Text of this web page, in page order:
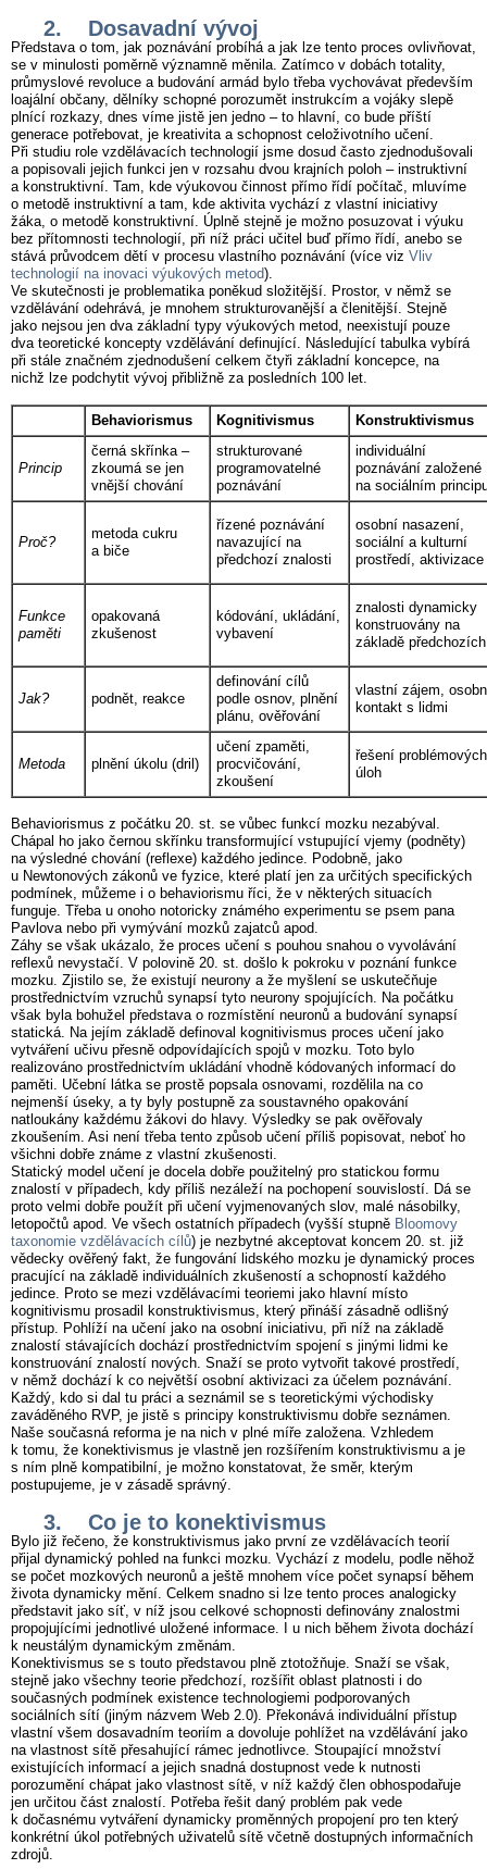
2. Dosavadní vývoj
Představa o tom, jak poznávání probíhá a jak lze tento proces ovlivňovat,
se v minulosti poměrně významně měnila. Zatímco v dobách totality,
průmyslové revoluce a budování armád bylo třeba vychovávat především
loajální občany, dělníky schopné porozumět instrukcím a vojáky slepě
plnící rozkazy, dnes víme jistě jen jedno – to hlavní, co bude příští
generace potřebovat, je kreativita a schopnost celoživotního učení.
Při studiu role vzdělávacích technologií jsme dosud často zjednodušovali
a popisovali jejich funkci jen v rozsahu dvou krajních poloh – instruktivní
a konstruktivní. Tam, kde výukovou činnost přímo řídí počítač, mluvíme
o metodě instruktivní a tam, kde aktivita vychází z vlastní iniciativy
žáka, o metodě konstruktivní. Úplně stejně je možno posuzovat i výuku
bez přítomnosti technologií, při níž práci učitel buď přímo řídí, anebo se
stává průvodcem dětí v procesu vlastního poznávání (více viz Vliv
technologií na inovaci výukových metod).
Ve skutečnosti je problematika poněkud složitější. Prostor, v němž se
vzdělávání odehrává, je mnohem strukturovanější a členitější. Stejně
jako nejsou jen dva základní typy výukových metod, neexistují pouze
dva teoretické koncepty vzdělávání definující. Následující tabulka vybírá
při stále značném zjednodušení celkem čtyři základní koncepce, na
nichž lze podchytit vývoj přibližně za posledních 100 let.
Behaviorismus Kognitivismus Konstruktivismus
Princip
černá skřínka –
zkoumá se jen
vnější chování
strukturované
programovatelné
poznávání
individuální
poznávání založené
na sociálním
Proč?
metoda cukru
a biče
řízené poznávání
navazující na
předchozí znalosti
osobní nasazení,
sociální a kulturní
prostředí, aktivizace
Funkce
paměti
opakovaná
zkušenost
kódování, ukládání,
vybavení
znalosti dynamicky
konstruovány na
základě předchozích
Jak? podnět, reakce
definování cílů
podle osnov, plnění
plánu, ověřování
vlastní zájem,
kontakt s lidmi
Metoda plnění úkolu (dril)
učení zpaměti,
procvičování,
zkoušení
řešení problémových
úloh
Behaviorismus z počátku 20. st. se vůbec funkcí mozku nezabýval.
Chápal ho jako černou skřínku transformující vstupující vjemy (podněty)
na výsledné chování (reflexe) každého jedince. Podobně, jako
u Newtonových zákonů ve fyzice, které platí jen za určitých specifických
podmínek, můžeme i o behaviorismu říci, že v některých situacích
funguje. Třeba u onoho notoricky známého experimentu se psem pana
Pavlova nebo při vymývání mozků zajatců apod.
Záhy se však ukázalo, že proces učení s pouhou snahou o vyvolávání
reflexů nevystačí. V polovině 20. st. došlo k pokroku v poznání funkce
mozku. Zjistilo se, že existují neurony a že myšlení se uskutečňuje
prostřednictvím vzruchů synapsí tyto neurony spojujících. Na počátku
však byla bohužel představa o rozmístění neuronů a budování synapsí
statická. Na jejím základě definoval kognitivismus proces učení jako
vytváření učivu přesně odpovídajících spojů v mozku. Toto bylo
realizováno prostřednictvím ukládání vhodně kódovaných informací do
paměti. Učební látka se prostě popsala osnovami, rozdělila na co
nejmenší úseky, a ty byly postupně za soustavného opakování
natloukány každému žákovi do hlavy. Výsledky se pak ověřovaly
zkoušením. Asi není třeba tento způsob učení příliš popisovat, neboť ho
všichni dobře známe z vlastní zkušenosti.
Statický model učení je docela dobře použitelný pro statickou formu
znalostí v případech, kdy příliš nezáleží na pochopení souvislostí. Dá se
proto velmi dobře použít při učení vyjmenovaných slov, malé násobilky,
letopočtů apod. Ve všech ostatních případech (vyšší stupně Bloomovy
taxonomie vzdělávacích cílů) je nezbytné akceptovat koncem 20. st. již
vědecky ověřený fakt, že fungování lidského mozku je dynamický proces
pracující na základě individuálních zkušeností a schopností každého
jedince. Proto se mezi vzdělávacími teoriemi jako hlavní místo
kognitivismu prosadil konstruktivismus, který přináší zásadně odlišný
přístup. Pohlíží na učení jako na osobní iniciativu, při níž na základě
znalostí stávajících dochází prostřednictvím spojení s jinými lidmi ke
konstruování znalostí nových. Snaží se proto vytvořit takové prostředí,
v němž dochází k co největší osobní aktivizaci za účelem poznávání.
Každý, kdo si dal tu práci a seznámil se s teoretickými východisky
zaváděného RVP, je jistě s principy konstruktivismu dobře seznámen.
Naše současná reforma je na nich v plné míře založena. Vzhledem
k tomu, že konektivismus je vlastně jen rozšířením konstruktivismu a je
s ním plně kompatibilní, je možno konstatovat, že směr, kterým
postupujeme, je v zásadě správný.
3. Co je to konektivismus
Bylo již řečeno, že konstruktivismus jako první ze vzdělávacích teorií
přijal dynamický pohled na funkci mozku. Vychází z modelu, podle něhož
se počet mozkových neuronů a ještě mnohem více počet synapsí během
života dynamicky mění. Celkem snadno si lze tento proces analogicky
představit jako síť, v níž jsou celkové schopnosti definovány znalostmi
propojujícími jednotlivé uložené informace. I u nich během života dochází
k neustálým dynamickým změnám.
Konektivismus se s touto představou plně ztotožňuje. Snaží se však,
stejně jako všechny teorie předchozí, rozšířit oblast platnosti i do
současných podmínek existence technologiemi podporovaných
sociálních sítí (jiným názvem Web 2.0). Překonává individuální přístup
vlastní všem dosavadním teoriím a dovoluje pohlížet na vzdělávání jako
na vlastnost sítě přesahující rámec jednotlivce. Stoupající množství
existujících informací a jejich snadná dostupnost vede k nutnosti
porozumění chápat jako vlastnost sítě, v níž každý člen obhospodařuje
jen určitou část znalostí. Potřeba řešit daný problém pak vede
k dočasnému vytváření dynamicky proměnných propojení pro ten který
konkrétní úkol potřebných uživatelů sítě včetně dostupných informačních
zdrojů.